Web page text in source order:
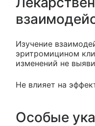
Изучение
эритромицином
изменений не
Не влияет на
Особые